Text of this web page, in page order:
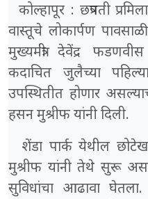
कोल्हापूर : छत्रपती
वास्तूचे लोकार्पण
मुख्यमंत्री देवेंद्र
कदाचित जुलैच्या
उपस्थितीत होणार
हसन मुश्रीफ यांनी दिली.
शेंडा पार्क येथील
मुश्रीफ यांनी तेथे सुरू
सुविधांचा आढावा घेतला.